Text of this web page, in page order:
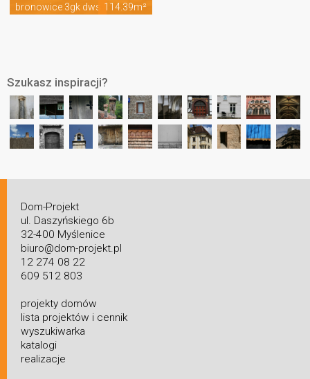
bronowice 3gk dws 114.39m²
Szukasz inspiracji?
Dom-Projekt
ul. Daszyńskiego 6b
32-400 Myślenice
biuro@dom-projekt.pl
12 274 08 22
609 512 803
projekty domów
lista projektów i cennik
wyszukiwarka
katalogi
realizacje